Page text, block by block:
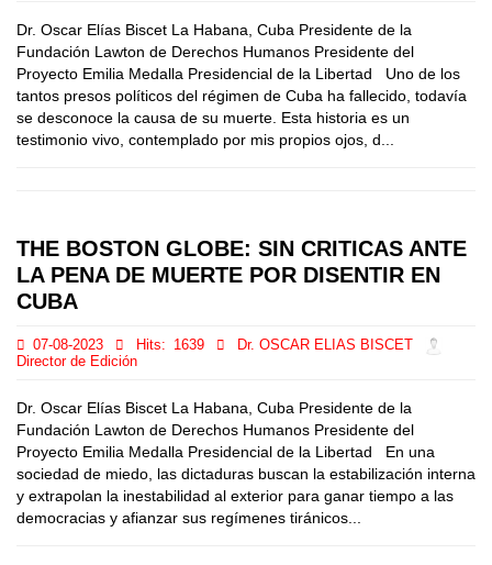
Dr. Oscar Elías Biscet La Habana, Cuba Presidente de la
Fundación Lawton de Derechos Humanos Presidente del
Proyecto Emilia Medalla Presidencial de la Libertad Uno de los
tantos presos políticos del régimen de Cuba ha fallecido, todavía
se desconoce la causa de su muerte. Esta historia es un
testimonio vivo, contemplado por mis propios ojos, d...
THE BOSTON GLOBE: SIN CRITICAS ANTE
LA PENA DE MUERTE POR DISENTIR EN
CUBA
07-08-2023 Hits: 1639
Dr. OSCAR ELIAS BISCET
Director de Edición
Dr. Oscar Elías Biscet La Habana, Cuba Presidente de la
Fundación Lawton de Derechos Humanos Presidente del
Proyecto Emilia Medalla Presidencial de la Libertad En una
sociedad de miedo, las dictaduras buscan la estabilización interna
y extrapolan la inestabilidad al exterior para ganar tiempo a las
democracias y afianzar sus regímenes tiránicos...